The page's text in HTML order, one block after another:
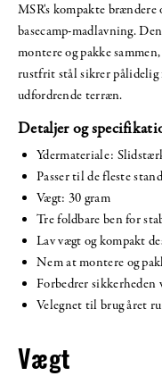
MSR's kompakte
basecamp-madlavning.
montere og pakke
rustfrit stål sikrer pålidelig
udfordrende terræn.
Detaljer og
Ydermateriale:
Passer til de fleste
Vægt: 30 gram
Tre foldbare ben for
Lav vægt og kompakt
Nem at montere og
Forbedrer sikkerheden
Velegnet til brug året
Vægt